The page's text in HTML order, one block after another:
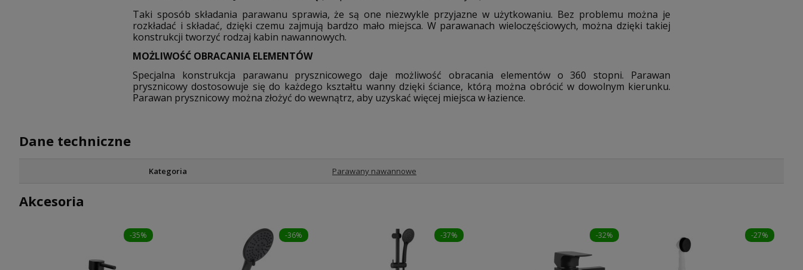
Taki sposób składania parawanu sprawia, że są one niezwykle przyjazne w użytkowaniu. Bez problemu można je
rozkładać i składać, dzięki czemu zajmują bardzo mało miejsca. W parawanach wieloczęściowych, można dzięki takiej
konstrukcji tworzyć rodzaj kabin nawannowych.
MOŻLIWOŚĆ OBRACANIA ELEMENTÓW
Specjalna konstrukcja parawanu prysznicowego daje możliwość obracania elementów o 360 stopni. Parawan
prysznicowy dostosowuje się do każdego kształtu wanny dzięki ściance, którą można obrócić w dowolnym kierunku.
Parawan prysznicowy można złożyć do wewnątrz, aby uzyskać więcej miejsca w łazience.
Dane techniczne
Kategoria Parawany nawannowe
Akcesoria
-35% -36% -37% -32% -27%